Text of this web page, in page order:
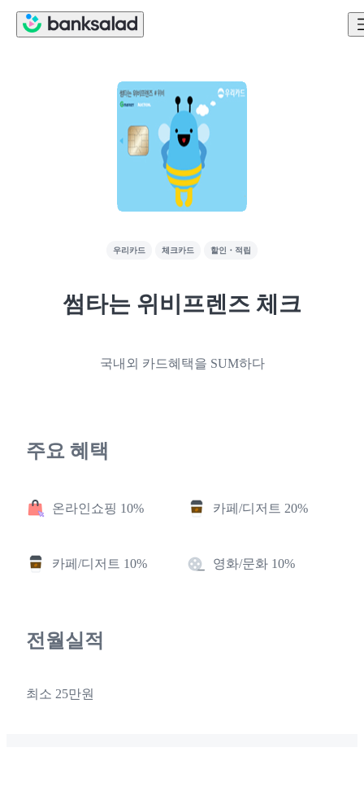
우리카드 체크카드 할인・적립
썸타는 위비프렌즈 체크
국내외 카드혜택을 SUM하다
주요 혜택
온라인쇼핑 10% 카페/디저트 20%
카페/디저트 10% 영화/문화 10%
전월실적
최소 25만원